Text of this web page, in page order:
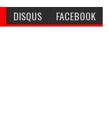
DISQUS FACEBOOK